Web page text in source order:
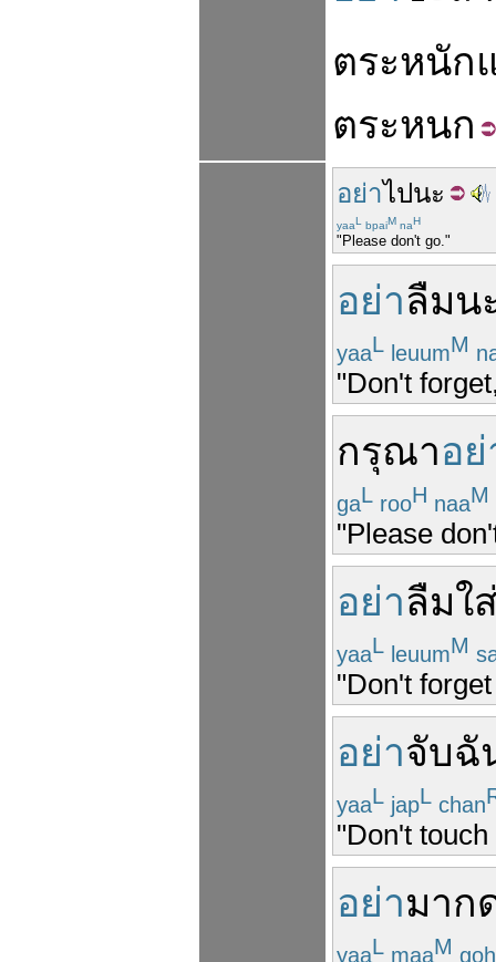
ตระหนัก
ตระหนก
อย่าไปนะ
yaaL bpaiM naH
"Please don't go."
อย่าลืมน
yaaL leuumM
"Don't
กรุณาอย่
gaL rooH naaM
"Please
อย่าลืมใ
yaaL leuumM
"Don't
อย่าจับฉั
yaaL japL chan
"Don't touch
อย่ามาก
yaaL maaM